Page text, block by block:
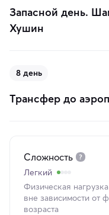
Запасной день.
Хушин
8 день
Трансфер до
Сложность
Легкий
Физическая
вне зависимости от
возраста